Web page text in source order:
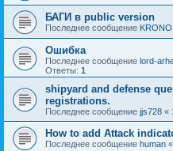
БАГИ в public version
Последнее сообщение
Ошибка
Последнее сообщение lord-
Ответы: 1
shipyard and defense
registrations.
Последнее сообщение jjs728 «
How to add Attack
Последнее сообщение human «